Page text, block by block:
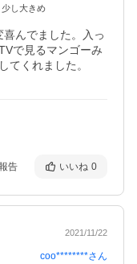
少し大きめ
んでました。入っ
で見るマンゴーみ
てくれました。
告 いいね 0
2021/11/22
coo********さん